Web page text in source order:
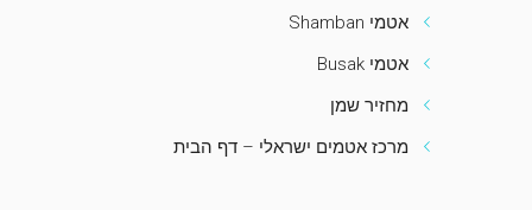
אטמי Shamban
אטמי Busak
מחזיר שמן
מרכז אטמים ישראלי – דף הבית